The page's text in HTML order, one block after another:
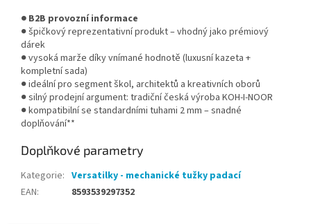
● B2B provozní informace
● špičkový reprezentativní produkt – vhodný jako prémiový
dárek
● vysoká marže díky vnímané hodnotě (luxusní kazeta +
kompletní sada)
● ideální pro segment škol, architektů a kreativních oborů
● silný prodejní argument: tradiční česká výroba KOH-I-NOOR
● kompatibilní se standardními tuhami 2 mm – snadné
doplňování**
Doplňkové parametry
Kategorie: Versatilky - mechanické tužky padací
EAN: 8593539297352